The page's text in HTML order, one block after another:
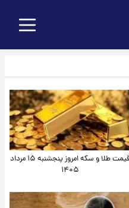
قیمت طلا و سکه امروز پنجشنبه ۱۵ مرداد
۱۴۰۵